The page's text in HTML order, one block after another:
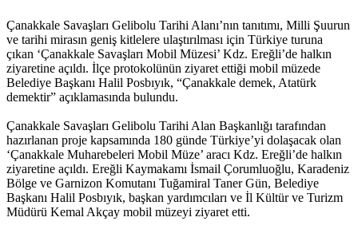
Çanakkale Savaşları Gelibolu Tarihi Alanı’nın tanıtımı, Milli Şuurun
ve tarihi mirasın geniş kitlelere ulaştırılması için Türkiye turuna
çıkan ‘Çanakkale Savaşları Mobil Müzesi’ Kdz. Ereğli’de halkın
ziyaretine açıldı. İlçe protokolünün ziyaret ettiği mobil müzede
Belediye Başkanı Halil Posbıyık, “Çanakkale demek, Atatürk
demektir” açıklamasında bulundu.
Çanakkale Savaşları Gelibolu Tarihi Alan Başkanlığı tarafından
hazırlanan proje kapsamında 180 günde Türkiye’yi dolaşacak olan
‘Çanakkale Muharebeleri Mobil Müze’ aracı Kdz. Ereğli’de halkın
ziyaretine açıldı. Ereğli Kaymakamı İsmail Çorumluoğlu, Karadeniz
Bölge ve Garnizon Komutanı Tuğamiral Taner Gün, Belediye
Başkanı Halil Posbıyık, başkan yardımcıları ve İl Kültür ve Turizm
Müdürü Kemal Akçay mobil müzeyi ziyaret etti.